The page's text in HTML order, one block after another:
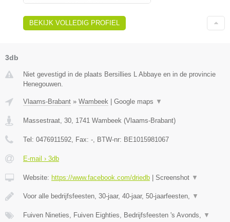
BEKIJK VOLLEDIG PROFIEL
3db
Niet gevestigd in de plaats Bersillies L Abbaye en in de provincie
Henegouwen.
Vlaams-Brabant » Wambeek Google maps ▼
Massestraat, 30 1741 Wambeek (Vlaams-Brabant)
Tel: 0476911592 , Fax: - , BTW-nr: BE1015981067
E-mail › 3db
Website: https://www.facebook.com/driedb Screenshot ▼
Voor alle bedrijfsfeesten, 30-jaar, 40-jaar, 50-jaarfeesten, ▼
Fuiven Nineties, Fuiven Eighties, Bedrijfsfeesten 's Avonds, ▼